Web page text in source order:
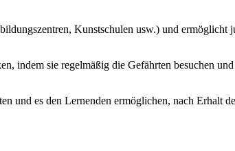
Kunstschulen usw.) und ermöglicht
indem sie regelmäßig die Gefährten besuchen
und es den Lernenden ermöglichen, nach Erhalt